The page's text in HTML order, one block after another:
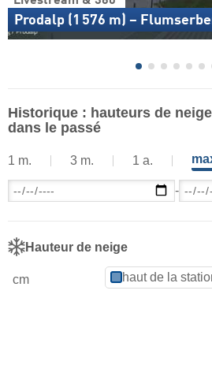
Prodalp (1 576 m) –
Historique : hauteurs de
dans le passé
1 m. 3 m. 1 a.
-
Hauteur de neige
cm haut de la